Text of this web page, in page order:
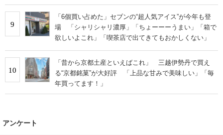
9
「6個買い占めた」セブンの“超人気アイス”が今年も登
場 「シャリシャリ濃厚」「ちょーーーうまい」「箱で
欲しいよこれ」「喫茶店で出てきてもおかしくない」
10
「昔から京都土産といえばこれ」 三越伊勢丹で買え
る“京都銘菓”が大好評 「上品な甘みで美味しい」「毎
年買ってます！」
アンケート